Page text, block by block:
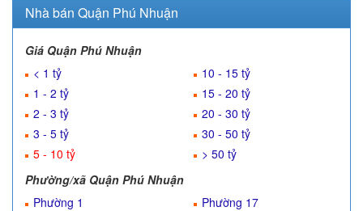
Nhà bán Quận Phú Nhuận
Giá Quận Phú Nhuận
< 1 tỷ
1 - 2 tỷ
2 - 3 tỷ
3 - 5 tỷ
5 - 10 tỷ
10 - 15 tỷ
15 - 20 tỷ
20 - 30 tỷ
30 - 50 tỷ
> 50 tỷ
Phường/xã Quận Phú Nhuận
Phường 1
Phường 17